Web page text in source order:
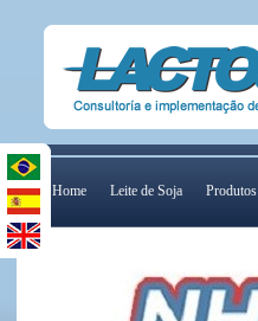
Home Leite de Soja Produtos